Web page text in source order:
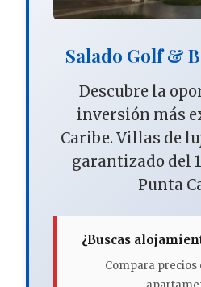
Salado Golf &
Descubre la
inversión más
Caribe. Villas de
garantizado del
Punta
¿Buscas
Compara precios